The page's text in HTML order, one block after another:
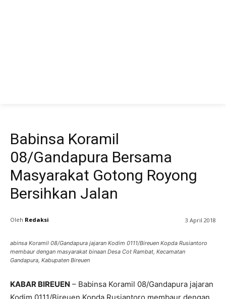
Babinsa Koramil
08/Gandapura Bersama
Masyarakat Gotong Royong
Bersihkan Jalan
Oleh Redaksi 3 April 2018
abinsa Koramil 08/Gandapura jajaran Kodim 0111/Bireuen Kopda Rusiantoro
membaur dengan masyarakat binaan Desa Cot Rambat, Kecamatan
Gandapura, Kabupaten Bireuen
KABAR BIREUEN – Babinsa Koramil 08/Gandapura jajaran
Kodim 0111/Bireuen Kopda Rusiantoro membaur dengan